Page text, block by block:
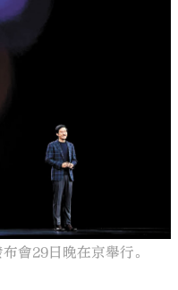
會29日晚在京舉行。